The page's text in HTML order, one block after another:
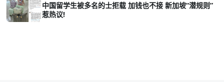
中国留学生被多名的士拒载 加钱也不接 新加坡“潜规则”
惹热议!